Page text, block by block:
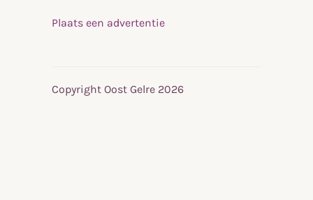
Plaats een advertentie
Copyright Oost Gelre 2026